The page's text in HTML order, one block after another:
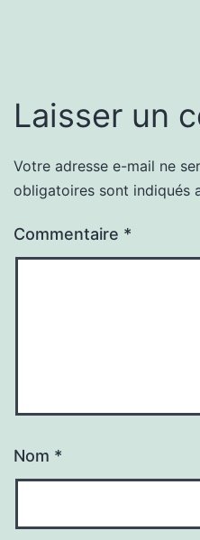
Laisser un
Votre adresse e-mail ne
obligatoires sont indiqués
Commentaire *
Nom *